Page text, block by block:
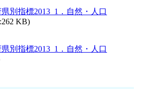
別指標2013_1．自然・人口
KB)
別指標2013_1．自然・人口